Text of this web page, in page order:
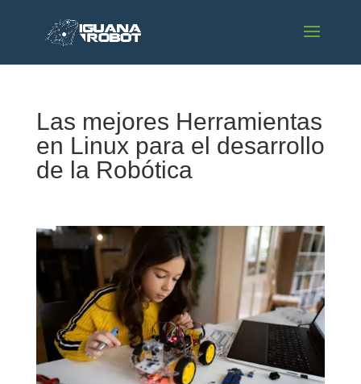
Las mejores Herramientas
en Linux para el desarrollo
de la Robótica